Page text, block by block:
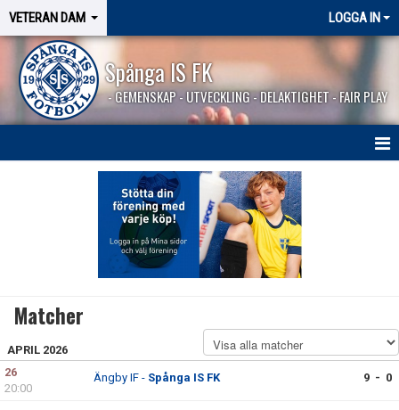
VETERAN DAM LOGGA IN
Spånga IS FK
- GEMENSKAP - UTVECKLING - DELAKTIGHET - FAIR PLAY
Matcher
APRIL 2026
26
20:00
Ängby IF - Spånga IS FK 9 - 0